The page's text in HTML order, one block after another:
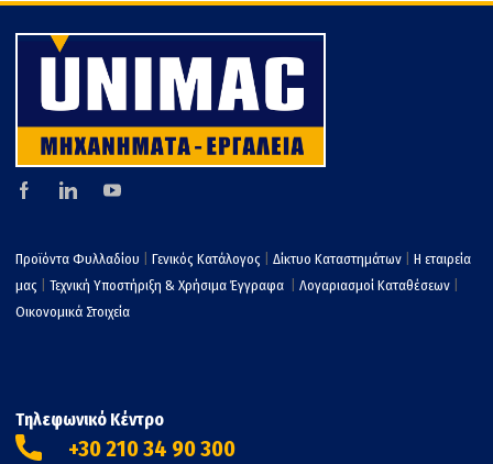
Προϊόντα Φυλλαδίου Γενικός Κατάλογος Δίκτυο Καταστημάτων
Η εταιρεία
μας
Τεχνική Υποστήριξη & Χρήσιμα Έγγραφα Λογαριασμοί Καταθέσεων
Οικονομικά Στοιχεία
Τηλεφωνικό Κέντρο
+30 210 34 90 300